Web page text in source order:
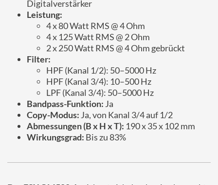
Digitalverstärker
Leistung:
4 x 80 Watt RMS @ 4 Ohm
4 x 125 Watt RMS @ 2 Ohm
2 x 250 Watt RMS @ 4 Ohm gebrückt
Filter:
HPF (Kanal 1/2): 50–5000 Hz
HPF (Kanal 3/4): 10–500 Hz
LPF (Kanal 3/4): 50–5000 Hz
Bandpass-Funktion: Ja
Copy-Modus: Ja, von Kanal 3/4 auf 1/2
Abmessungen (B x H x T): 190 x 35 x 102 mm
Wirkungsgrad: Bis zu 83%